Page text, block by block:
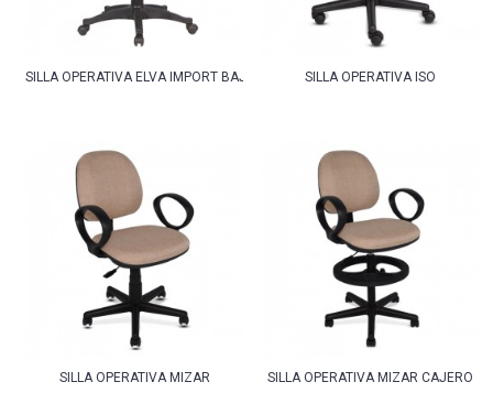
SILLA OPERATIVA ELVA IMPORT BAJA SILLA OPERATIVA ISO
SILLA OPERATIVA MIZAR SILLA OPERATIVA MIZAR CAJERO